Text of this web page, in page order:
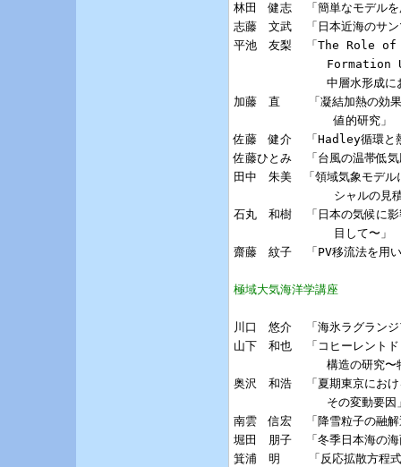
林田　健志  「簡単なモデルを
志藤　文武  「日本近海のサン
平池　友梨  「The
Formation
中層水形成に
加藤　直    「凝結加熱の効果
              値的研究」
佐藤　健介  「Hadley循環と
佐藤ひとみ  「台風の温帯低気
田中　朱美　「領域気象モデ
シャルの見
石丸　和樹  「日本の気候に
              目して〜」
齋藤　紋子  「PV移流法を用
極域大気海洋学講座
川口　悠介  「海氷ラグラン
山下　和也  「コヒーレントド
構造の研究〜
奥沢　和浩  「夏期東京におけ
その変動要因
南雲　信宏  「降雪粒子の融解
堀田　朋子  「冬季日本海の海
箕浦　明    「反応拡散方程式